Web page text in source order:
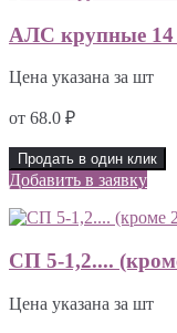
АЛС крупные 14
Цена указана за шт
от 68.0 ₽
Продать в один клик
Добавить в заявку
СП 5-1,2....
Цена указана за шт